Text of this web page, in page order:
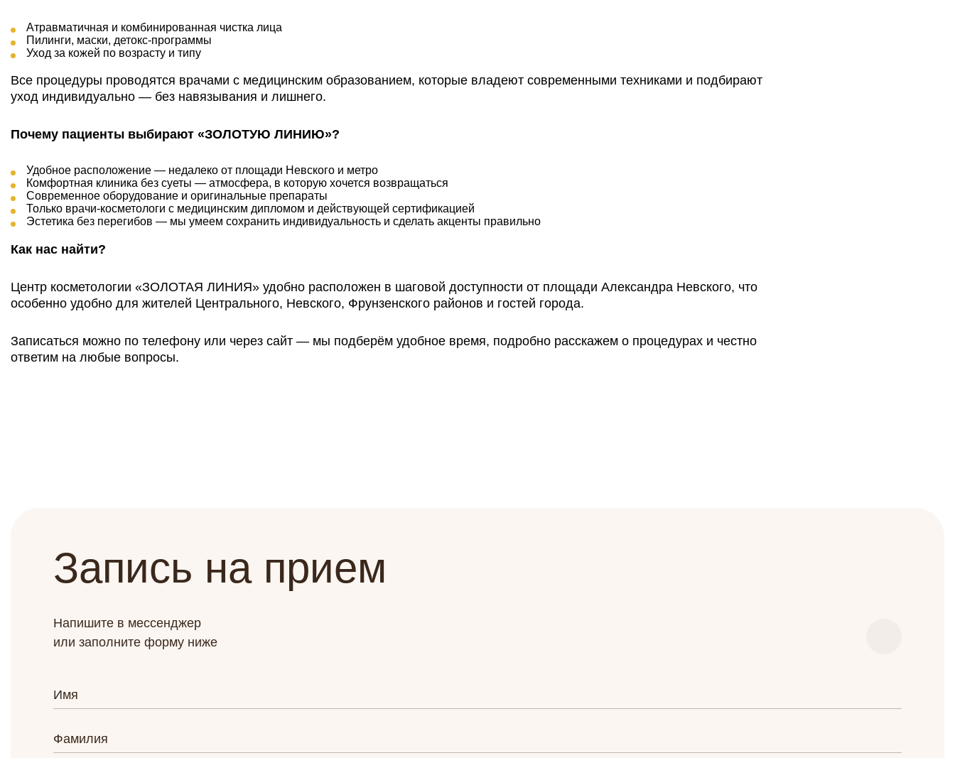
Атравматичная и комбинированная чистка лица
Пилинги, маски, детокс-программы
Уход за кожей по возрасту и типу
Все процедуры проводятся врачами с медицинским образованием, которые владеют современными техниками и подбирают
уход индивидуально — без навязывания и лишнего.
Почему пациенты выбирают «ЗОЛОТУЮ ЛИНИЮ»?
Удобное расположение — недалеко от площади Невского и метро
Комфортная клиника без суеты — атмосфера, в которую хочется возвращаться
Современное оборудование и оригинальные препараты
Только врачи-косметологи с медицинским дипломом и действующей сертификацией
Эстетика без перегибов — мы умеем сохранить индивидуальность и сделать акценты правильно
Как нас найти?
Центр косметологии «ЗОЛОТАЯ ЛИНИЯ» удобно расположен в шаговой доступности от площади Александра Невского, что
особенно удобно для жителей Центрального, Невского, Фрунзенского районов и гостей города.
Записаться можно по телефону или через сайт — мы подберём удобное время, подробно расскажем о процедурах и честно
ответим на любые вопросы.
Запись на прием
Напишите в мессенджер
или заполните форму ниже